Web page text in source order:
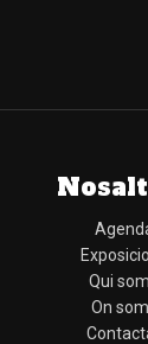
Qui
On